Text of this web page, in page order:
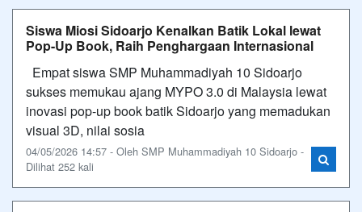
Siswa Miosi Sidoarjo Kenalkan Batik Lokal lewat
Pop-Up Book, Raih Penghargaan Internasional
Empat siswa SMP Muhammadiyah 10 Sidoarjo
sukses memukau ajang MYPO 3.0 di Malaysia lewat
inovasi pop-up book batik Sidoarjo yang memadukan
visual 3D, nilai sosia
04/05/2026 14:57 - Oleh SMP Muhammadiyah 10 Sidoarjo -
Dilihat 252 kali